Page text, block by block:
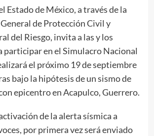
Estado de México, a través de la
de Protección Civil y
del Riesgo, invita a las y los
participar en el Simulacro Nacional
el próximo 19 de septiembre
bajo la hipótesis de un sismo de
epicentro en Acapulco, Guerrero.
de la alerta sísmica a
por primera vez será enviado